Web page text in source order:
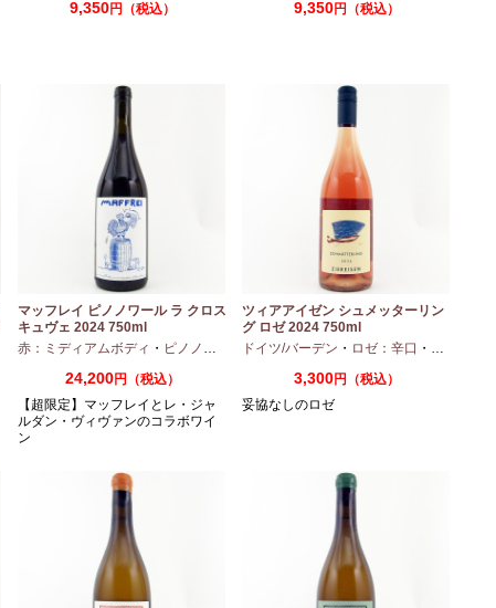
9,350円（税込） 9,350円（税込）
シャルドネ
マッフレイ ピノノワール ラ クロス
キュヴェ 2024 750ml
赤：ミディアムボディ ・ ピノノワール
24,200円（税込）
【超限定】マッフレイとレ・ジャ
ルダン・ヴィヴァンのコラボワイ
ン
ツィアアイゼン シュメッターリン
グ ロゼ 2024 750ml
ドイツ/バーデン ・ ロゼ：辛口 ・
3,300円（税込）
妥協なしのロゼ